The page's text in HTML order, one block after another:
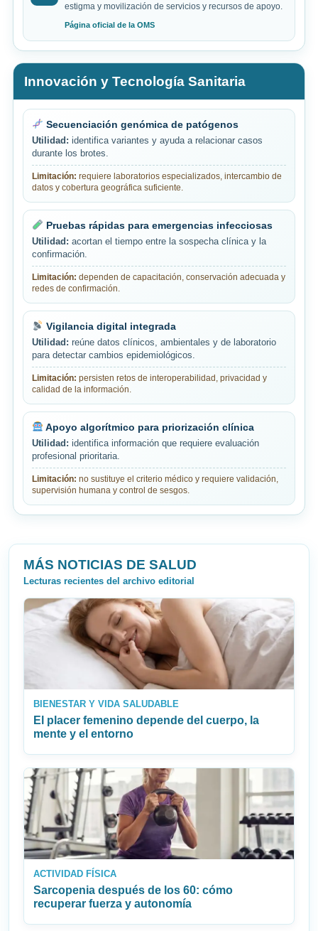
estigma y movilización de servicios y recursos de apoyo.
Página oficial de la OMS
Innovación y Tecnología Sanitaria
Secuenciación genómica de patógenos
Utilidad: identifica variantes y ayuda a relacionar casos
durante los brotes.
Limitación: requiere laboratorios especializados, intercambio de
datos y cobertura geográfica suficiente.
Pruebas rápidas para emergencias infecciosas
Utilidad: acortan el tiempo entre la sospecha clínica y la
confirmación.
Limitación: dependen de capacitación, conservación adecuada y
redes de confirmación.
Vigilancia digital integrada
Utilidad: reúne datos clínicos, ambientales y de laboratorio
para detectar cambios epidemiológicos.
Limitación: persisten retos de interoperabilidad, privacidad y
calidad de la información.
Apoyo algorítmico para priorización clínica
Utilidad: identifica información que requiere evaluación
profesional prioritaria.
Limitación: no sustituye el criterio médico y requiere validación,
supervisión humana y control de sesgos.
MÁS NOTICIAS DE SALUD
Lecturas recientes del archivo editorial
BIENESTAR Y VIDA SALUDABLE
El placer femenino depende del cuerpo, la
mente y el entorno
ACTIVIDAD FÍSICA
Sarcopenia después de los 60: cómo
recuperar fuerza y autonomía